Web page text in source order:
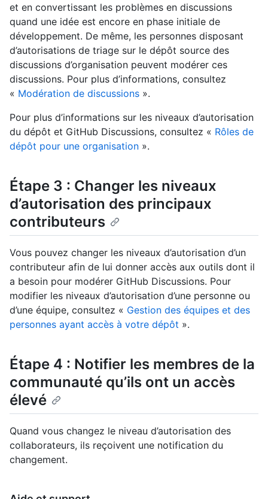
et en convertissant les problèmes en discussions
quand une idée est encore en phase initiale de
développement. De même, les personnes disposant
d’autorisations de triage sur le dépôt source des
discussions d’organisation peuvent modérer ces
discussions. Pour plus d’informations, consultez
« Modération de discussions ».
Pour plus d’informations sur les niveaux d’autorisation
du dépôt et GitHub Discussions, consultez « Rôles de
dépôt pour une organisation ».
Étape 3 : Changer les niveaux
d’autorisation des principaux
contributeurs
Vous pouvez changer les niveaux d’autorisation d’un
contributeur afin de lui donner accès aux outils dont il
a besoin pour modérer GitHub Discussions. Pour
modifier les niveaux d’autorisation d’une personne ou
d’une équipe, consultez « Gestion des équipes et des
personnes ayant accès à votre dépôt ».
Étape 4 : Notifier les membres de la
communauté qu’ils ont un accès
élevé
Quand vous changez le niveau d’autorisation des
collaborateurs, ils reçoivent une notification du
changement.